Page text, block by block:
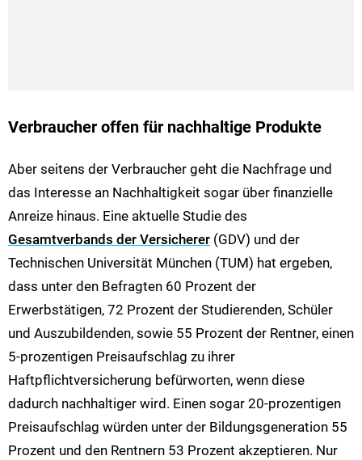
Verbraucher offen für nachhaltige Produkte
Aber seitens der Verbraucher geht die Nachfrage und
das Interesse an Nachhaltigkeit sogar über finanzielle
Anreize hinaus. Eine aktuelle Studie des
Gesamtverbands der Versicherer (GDV) und der
Technischen Universität München (TUM) hat ergeben,
dass unter den Befragten 60 Prozent der
Erwerbstätigen, 72 Prozent der Studierenden, Schüler
und Auszubildenden, sowie 55 Prozent der Rentner, einen
5-prozentigen Preisaufschlag zu ihrer
Haftpflichtversicherung befürworten, wenn diese
dadurch nachhaltiger wird. Einen sogar 20-prozentigen
Preisaufschlag würden unter der Bildungsgeneration 55
Prozent und den Rentnern 53 Prozent akzeptieren. Nur